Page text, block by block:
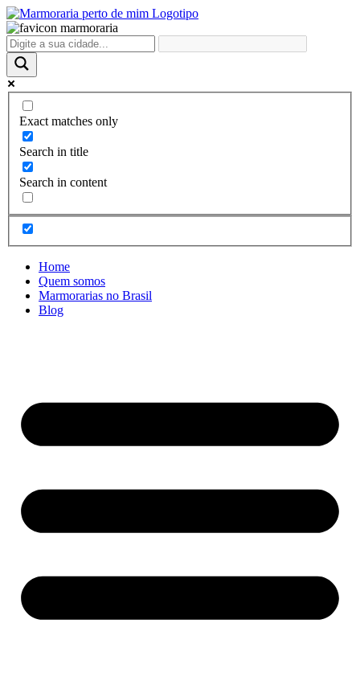
Ir
para
o
conteúdo
Exact matches only
Search in title
Search in content
Home
Quem somos
Marmorarias no Brasil
Blog